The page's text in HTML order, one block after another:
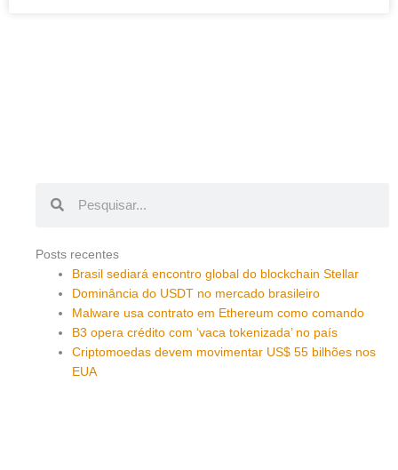
Posts recentes
Brasil sediará encontro global do blockchain Stellar
Dominância do USDT no mercado brasileiro
Malware usa contrato em Ethereum como comando
B3 opera crédito com ‘vaca tokenizada’ no país
Criptomoedas devem movimentar US$ 55 bilhões nos
EUA